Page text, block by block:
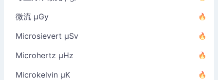
微流 µGy
Microsievert µSv
Microhertz µHz
Microkelvin µK